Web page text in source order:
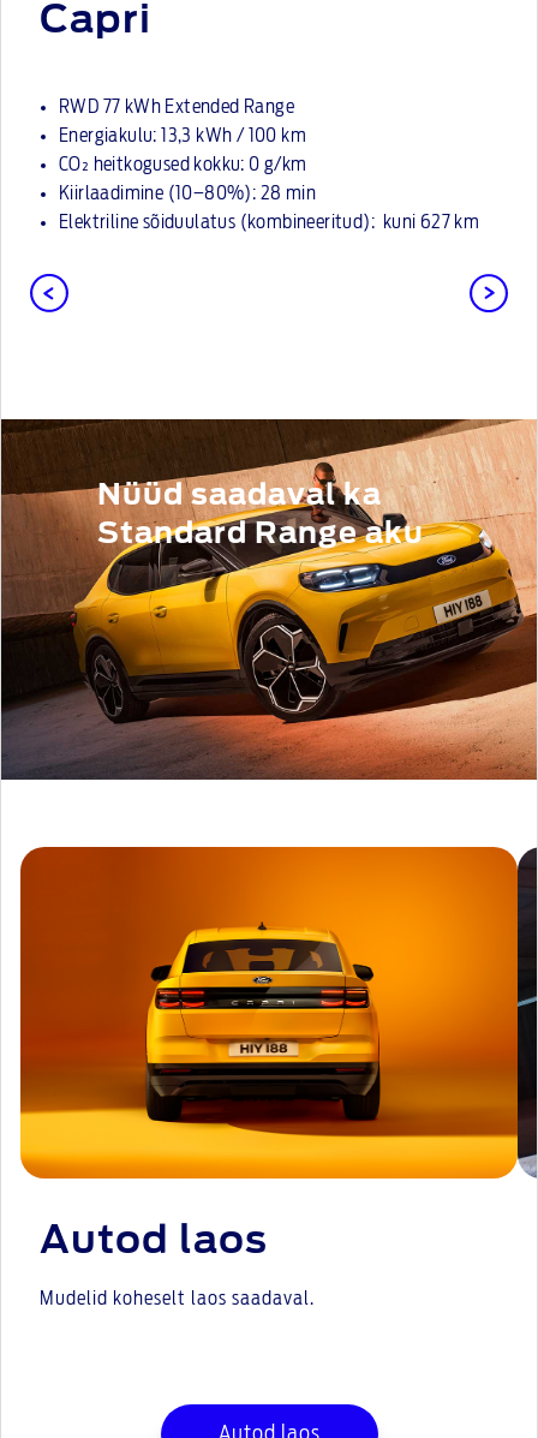
Capri
RWD 77 kWh Extended Range
Energiakulu: 13,3 kWh / 100 km
CO₂ heitkogused kokku: 0 g/km
Kiirlaadimine (10–80%): 28 min
Elektriline sõiduulatus (kombineeritud): kuni 627 km
Nüüd saadaval ka
Standard Range aku
Autod laos
Mudelid koheselt laos saadaval.